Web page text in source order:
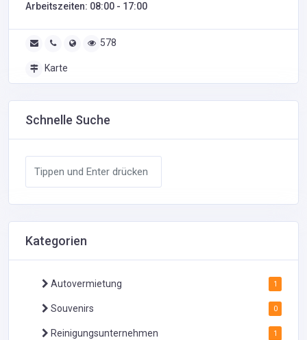
Arbeitszeiten: 08:00 - 17:00
578
Karte
Schnelle Suche
Kategorien
Autovermietung 1
Souvenirs 0
Reinigungsunternehmen 1